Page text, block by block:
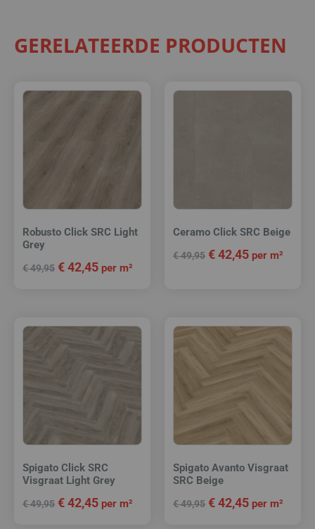
GERELATEERDE PRODUCTEN
Robusto Click SRC Light
Grey
€49,95 €42,45 per m²
Ceramo Click SRC Beige
€49,95 €42,45 per m²
Spigato Click SRC
Visgraat Light Grey
€49,95 €42,45 per m²
Spigato Avanto Visgraat
SRC Beige
€49,95 €42,45 per m²